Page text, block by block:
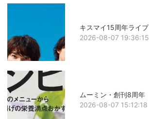
キスマイ15周年ライブ
2026-08-07 19:36:15
ムーミン・創刊8周年
2026-08-07 15:12:18